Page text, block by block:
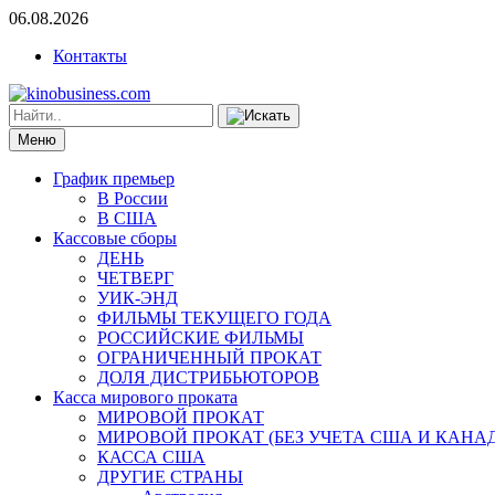
06.08.2026
Контакты
Меню
График премьер
В России
В США
Кассовые сборы
ДЕНЬ
ЧЕТВЕРГ
УИК-ЭНД
ФИЛЬМЫ ТЕКУЩЕГО ГОДА
РОССИЙСКИЕ ФИЛЬМЫ
ОГРАНИЧЕННЫЙ ПРОКАТ
ДОЛЯ ДИСТРИБЬЮТОРОВ
Касса мирового проката
МИРОВОЙ ПРОКАТ
МИРОВОЙ ПРОКАТ (БЕЗ УЧЕТА США И
КАССА США
ДРУГИЕ СТРАНЫ